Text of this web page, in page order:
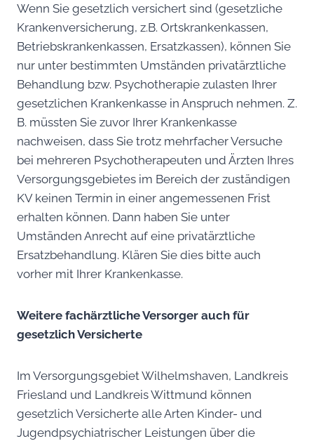
Wenn Sie gesetzlich versichert sind (gesetzliche
Krankenversicherung, z.B. Ortskrankenkassen,
Betriebskrankenkassen, Ersatzkassen), können Sie
nur unter bestimmten Umständen privatärztliche
Behandlung bzw. Psychotherapie zulasten Ihrer
gesetzlichen Krankenkasse in Anspruch nehmen. Z.
B. müssten Sie zuvor Ihrer Krankenkasse
nachweisen, dass Sie trotz mehrfacher Versuche
bei mehreren Psychotherapeuten und Ärzten Ihres
Versorgungsgebietes im Bereich der zuständigen
KV keinen Termin in einer angemessenen Frist
erhalten können. Dann haben Sie unter
Umständen Anrecht auf eine privatärztliche
Ersatzbehandlung. Klären Sie dies bitte auch
vorher mit Ihrer Krankenkasse.
Weitere fachärztliche Versorger auch für
gesetzlich Versicherte
Im Versorgungsgebiet Wilhelmshaven, Landkreis
Friesland und Landkreis Wittmund können
gesetzlich Versicherte alle Arten Kinder- und
Jugendpsychiatrischer Leistungen über die